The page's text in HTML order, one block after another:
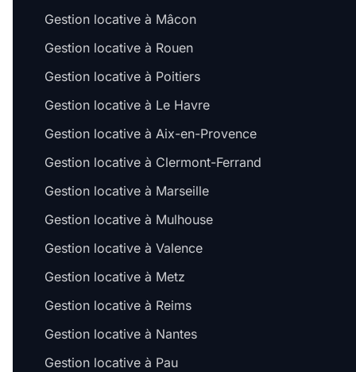
Gestion locative à Mâcon
Gestion locative à Rouen
Gestion locative à Poitiers
Gestion locative à Le Havre
Gestion locative à Aix-en-Provence
Gestion locative à Clermont-Ferrand
Gestion locative à Marseille
Gestion locative à Mulhouse
Gestion locative à Valence
Gestion locative à Metz
Gestion locative à Reims
Gestion locative à Nantes
Gestion locative à Pau